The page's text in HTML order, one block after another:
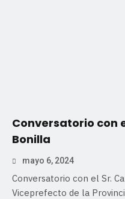
Conversatorio con
Bonilla
mayo 6, 2024
Conversatorio con el Sr.
Viceprefecto de la